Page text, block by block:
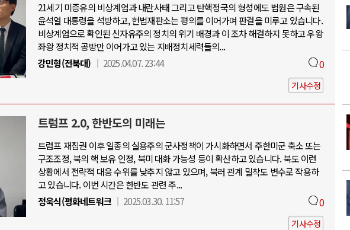
21세기 미증유의 비상계엄과 내란사태 그리고 탄핵정국의 형성에도 법원은 구속된
윤석열 대통령을 석방하고, 헌법재판소는 평의를 이어가며 판결을 미루고 있습니다.
비상계엄으로 확인된 신자유주의 정치의 위기 배경과 이 조차 해결하지 못하고 우왕
좌왕 정치적 공방만 이어가고 있는 지배정치세력들의...
강민형(전북대)
2025.04.07. 23:44 0
기사수정
트럼프 2.0, 한반도의 미래는
트럼프 재집권 이후 일종의 실용주의 군사정책이 가시화하면서 주한미군 축소 또는
구조조정, 북의 핵 보유 인정, 북미 대화 가능성 등이 확산하고 있습니다. 북도 이런
상황에서 전략적 대응 수위를 낮추지 않고 있으며, 북러 관계 밀착도 변수로 작용하
고 있습니다. 이번 시간은 한반도 관련 주...
정욱식(평화네트워크
2025.03.30. 11:57 0
기사수정